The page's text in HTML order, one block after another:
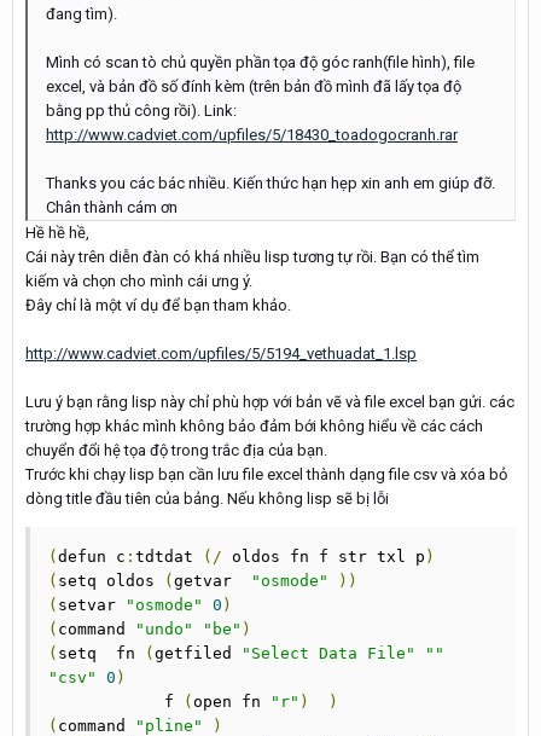
đang tìm).
Mình có scan tò chủ quyền phần tọa độ góc ranh(file hình), file
excel, và bản đồ số đính kèm (trên bản đồ mình đã lấy tọa độ
bằng pp thủ công rồi). Link:
http://www.cadviet.com/upfiles/5/18430_toadogocranh.rar
Thanks you các bác nhiều. Kiến thức hạn hẹp xin anh em giúp đỡ.
Chân thành cám ơn
Hề hề hề,
Cái này trên diễn đàn có khá nhiều lisp tương tự rồi. Bạn có thể tìm
kiếm và chọn cho mình cái ưng ý.
Đây chỉ là một ví dụ để bạn tham khảo.
http://www.cadviet.com/upfiles/5/5194_vethuadat_1.lsp
Lưu ý bạn rằng lisp này chỉ phù hợp với bản vẽ và file excel bạn gửi. các
trường hợp khác mình không bảo đảm bới không hiểu về các cách
chuyển đổi hệ tọa độ trong trắc địa của bạn.
Trước khi chạy lisp bạn cần lưu file excel thành dạng file csv và xóa bỏ
dòng title đầu tiên của bảng. Nếu không lisp sẽ bị lỗi
( defun c : tdtdat (/ oldos fn f str txl p )
( setq oldos ( getvar "osmode"
))
( setvar "osmode" 0 )
( command "undo" "be" )
( setq  fn ( getfiled "Select Data File"
""
"csv"
0 )
f
( open fn "r" )
)
( command "pline"
)